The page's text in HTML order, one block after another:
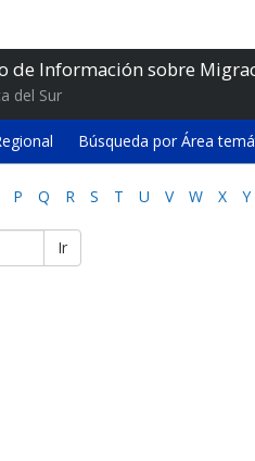
de Información sobre
del Sur
Búsqueda por Área
P Q R S T U V W X Y
Ir